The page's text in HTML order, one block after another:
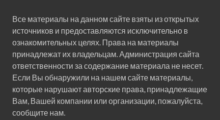
Все материалы на данном сайте взяты из открытых
источников и предоставляются исключительно в
ознакомительных целях. Права на материалы
принадлежат их владельцам. Администрация сайта
ответственности за содержание материала не несет.
Если Вы обнаружили на нашем сайте материалы,
которые нарушают авторские права, принадлежащие
Вам, Вашей компании или организации, пожалуйста,
сообщите нам.